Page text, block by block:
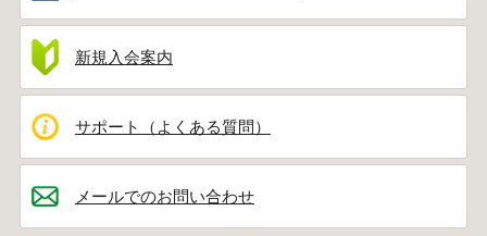
新規入会案内
サポート（よくある質問）
メールでのお問い合わせ